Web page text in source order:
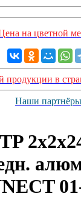
на цветной
продукции в
Наши партнёры